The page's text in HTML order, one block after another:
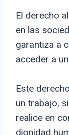
El derecho
en las
garantiza a
acceder a
Este
un trabajo,
realice en
dignidad